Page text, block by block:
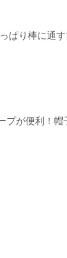
ぱり棒に通
プが便利！